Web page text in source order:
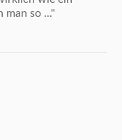
man so ..."